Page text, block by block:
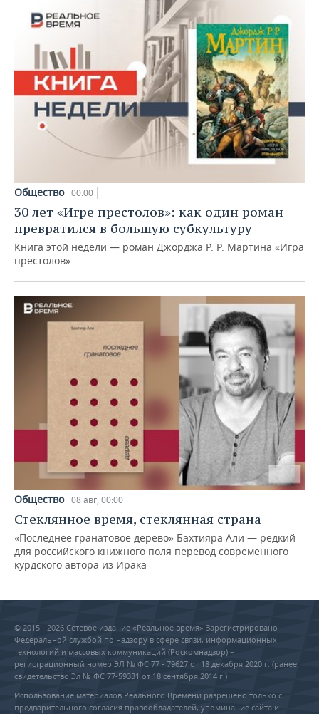
Общество 00:00
30 лет «Игре престолов»: как один роман
превратился в большую субкультуру
Книга этой недели — роман Джорджа Р. Р. Мартина «Игра
престолов»
Общество 08 авг, 00:00
Стеклянное время, стеклянная страна
«Последнее гранатовое дерево» Бахтияра Али — редкий
для российского книжного поля перевод современного
курдского автора из Ирака
© 2015 - 2026 Сетевое издание «Реальное время» Зарегистрировано
Федеральной службой по надзору в сфере связи, информационных
технологий и массовых коммуникаций (Роскомнадзор) –
регистрационный номер ЭЛ № ФС 77 - 79627 от 18 декабря 2020 г. (ранее
свидетельство Эл № ФС 77-59331 от 18 сентября 2014 г.)
Использование материалов Реального Времени разрешено только с
предварительного согласия правообладателей, упоминание сайта и